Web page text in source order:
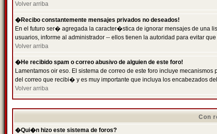
Volver arriba
�Recibo constantemente mensajes privados no deseados!
En el futuro ser� agregada la caracter�stica de ignorar mensajes de una
usuarios, informe al administrador -- ellos tienen la autoridad para evitar
Volver arriba
�He recibido spam o correo abusivo de alguien de este foro!
Lamentamos oir eso. El sistema de correo de este foro incluye
del correo que recibi� y es muy importante que incluya los encabezados
Volver arriba
Con
�Qui�n hizo este sistema de foros?